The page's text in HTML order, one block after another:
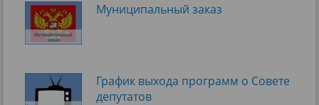
Муниципальный заказ
График выхода программ о Cовете
депутатов